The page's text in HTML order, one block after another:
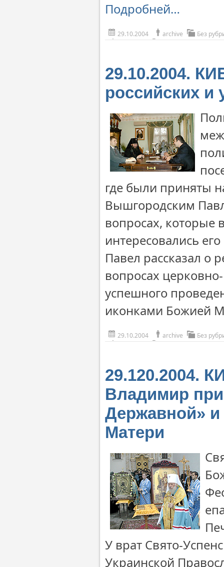
Подробней…
29.10.2004 archive Без
29.10.2004.
российских и
где были приняты
Вышгородским
вопросах, которые
интересовались
Павел рассказал о
вопросах
успешного
иконками Божией
29.10.2004 archive Без
29.120.2004.
Владимир
Державной»
Матери
У врат Свято-
Украинской